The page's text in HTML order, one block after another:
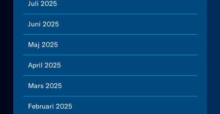
Juli 2025
Juni 2025
Maj 2025
April 2025
Mars 2025
Februari 2025